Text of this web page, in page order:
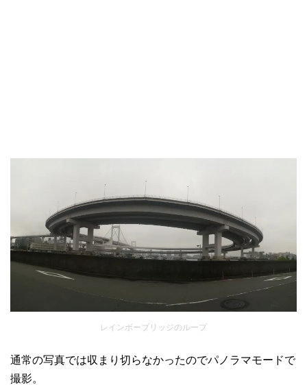
レインボーブリッジのループ
通常の写真では収まり切らなかったのでパノラマモードで
撮影。